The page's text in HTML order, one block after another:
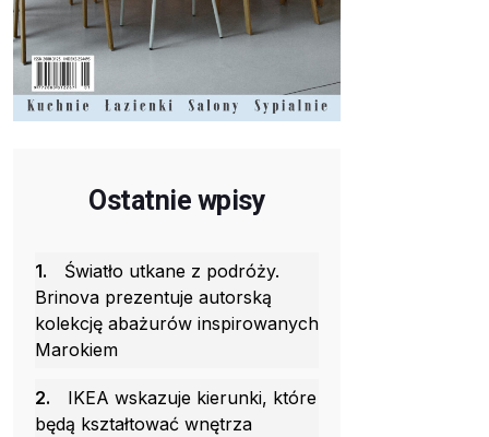
Ostatnie wpisy
1.
Światło utkane z podróży.
Brinova prezentuje autorską
kolekcję abażurów inspirowanych
Marokiem
2.
IKEA wskazuje kierunki, które
będą kształtować wnętrza